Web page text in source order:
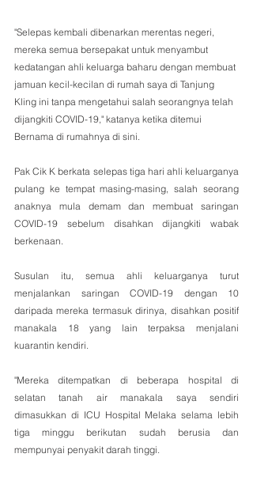
"Selepas kembali dibenarkan merentas negeri,
mereka semua bersepakat untuk menyambut
kedatangan ahli keluarga baharu dengan membuat
jamuan kecil-kecilan di rumah saya di Tanjung
Kling ini tanpa mengetahui salah seorangnya telah
dijangkiti COVID-19," katanya ketika ditemui
Bernama di rumahnya di sini.
Pak Cik K berkata selepas tiga hari ahli keluarganya
pulang ke tempat masing-masing, salah seorang
anaknya mula demam dan membuat saringan
COVID-19 sebelum disahkan dijangkiti wabak
berkenaan.
Susulan itu, semua ahli keluarganya turut
menjalankan saringan COVID-19 dengan 10
daripada mereka termasuk dirinya, disahkan positif
manakala 18 yang lain terpaksa menjalani
kuarantin kendiri.
"Mereka ditempatkan di beberapa hospital di
selatan tanah air manakala saya sendiri
dimasukkan di ICU Hospital Melaka selama lebih
tiga minggu berikutan sudah berusia dan
mempunyai penyakit darah tinggi.